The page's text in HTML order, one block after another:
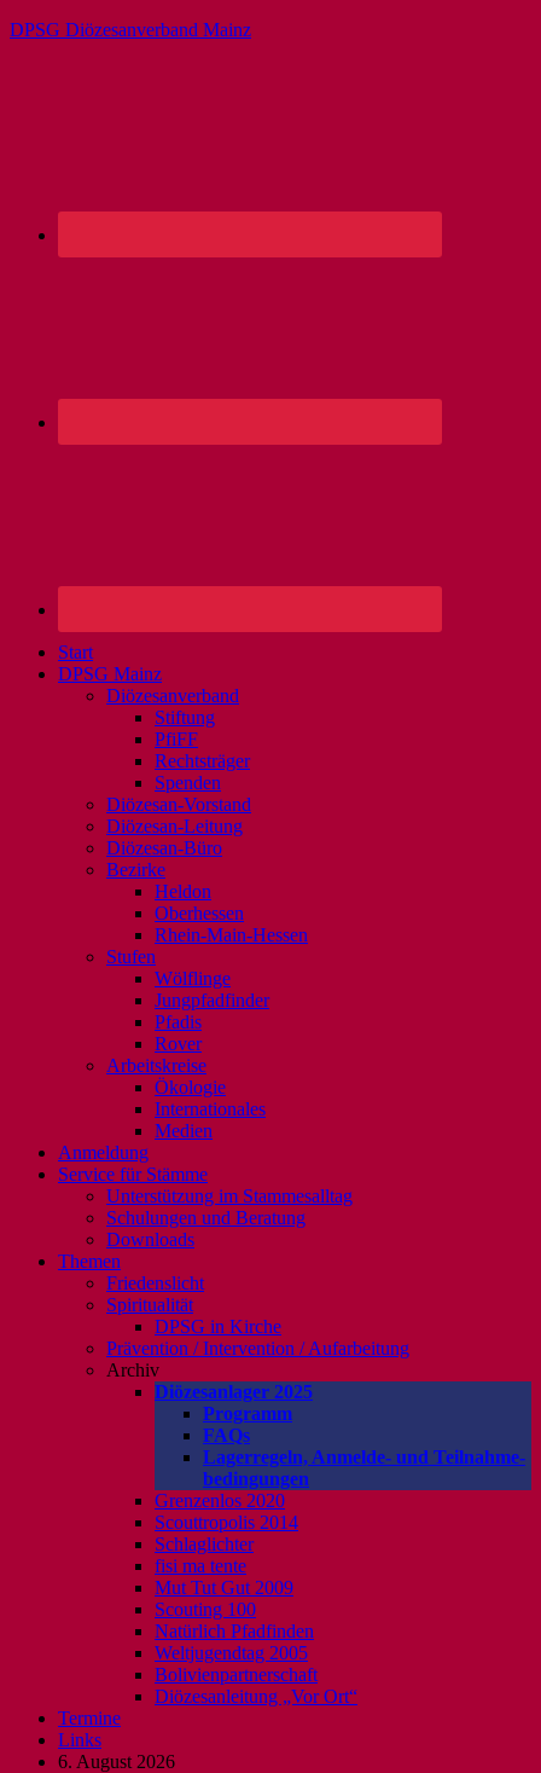
DPSG Diözesanverband Mainz
Start
DPSG Mainz
Diözesanverband
Stiftung
PfiFF
Rechtsträger
Spenden
Diözesan-Vorstand
Diözesan-Leitung
Diözesan-Büro
Bezirke
Heldon
Oberhessen
Rhein-Main-Hessen
Stufen
Wölflinge
Jungpfadfinder
Pfadis
Rover
Arbeitskreise
Ökologie
Internationales
Medien
Anmeldung
Service für Stämme
Unterstützung im Stammesalltag
Schulungen und Beratung
Downloads
Themen
Friedenslicht
Spiritualität
DPSG in Kirche
Prävention / Intervention / Aufarbeitung
Archiv
Diözesanlager 2025
Programm
FAQs
Lagerregeln, Anmelde- und Teilnahme-
bedingungen
Grenzenlos 2020
Scouttropolis 2014
Schlaglichter
fisi ma tente
Mut Tut Gut 2009
Scouting 100
Natürlich Pfadfinden
Weltjugendtag 2005
Bolivienpartnerschaft
Diözesanleitung „Vor Ort“
Termine
Links
6. August 2026